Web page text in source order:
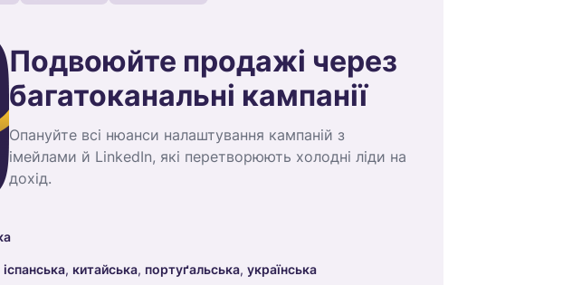
Подвоюйте продажі через
багатоканальні кампанії
Опануйте всі нюанси налаштування кампаній з
імейлами й LinkedIn, які перетворюють холодні ліди на
дохід.
іспанська, китайська, портуґальська, українська